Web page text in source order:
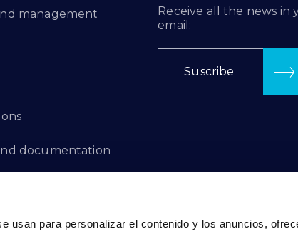
usan para personalizar el contenido y los anuncios,
management
documentation
Channel
Receive all the news in
email:
Suscribe